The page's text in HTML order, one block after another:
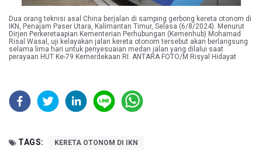
Dua orang teknisi asal China berjalan di samping gerbong kereta otonom di
IKN, Penajam Paser Utara, Kalimantan Timur, Selasa (6/8/2024). Menurut
Dirjen Perkeretaapian Kementerian Perhubungan (Kemenhub) Mohamad
Risal Wasal, uji kelayakan jalan kereta otonom tersebut akan berlangsung
selama lima hari untuk penyesuaian medan jalan yang dilalui saat
perayaan HUT Ke-79 Kemerdekaan RI. ANTARA FOTO/M Risyal Hidayat
TAGS: KERETA OTONOM DI IKN